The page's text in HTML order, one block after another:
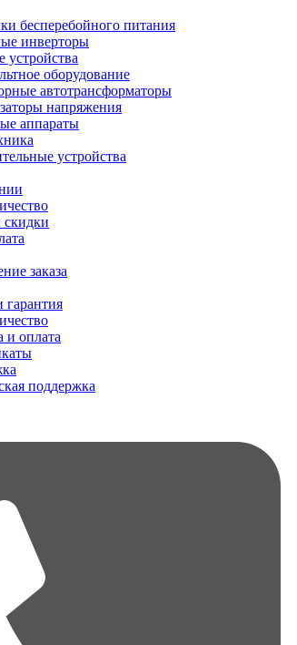
бесперебойного питания
инверторы
устройства
оборудование
автотрансформаторы
напряжения
аппараты
устройства
заказа
гарантия
и оплата
поддержка